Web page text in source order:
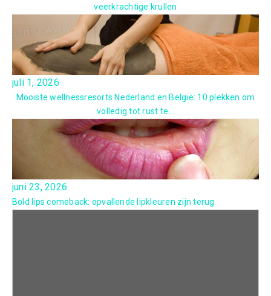
veerkrachtige krullen
juli 1, 2026
Mooiste wellnessresorts Nederland en België: 10 plekken om
volledig tot rust te...
juni 23, 2026
Bold lips comeback: opvallende lipkleuren zijn terug